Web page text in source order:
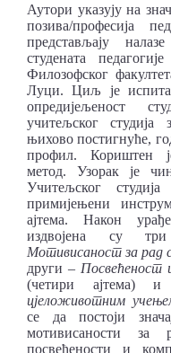
Аутори указују на
позива/професија
представљају
студената
Филозофског
Луци. Циљ је
опредијељеност
учитељског
њихово постигнуће,
профил. Кориштен
метод. Узорак је
Учитељског
примијењени
ајтема. Након
издвојена су
Мотивисаност за рад
други – Посвећеност
(четири ајтема)
цјеложивотним
се да постоји
мотивисаности
посвећености и